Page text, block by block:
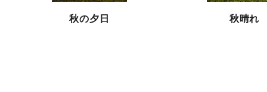
秋の夕日 秋晴れ